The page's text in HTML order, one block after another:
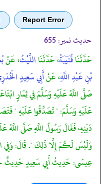
Report Error
حدیث نمبر: 655
حَدَّثَنَاقُتَيْبَةُ، حَدَّثَنَااللَّيْثُ، عَنْ
بْنِ عَبْدِ اللَّهِ، عَنْأَبِي سَعِيدٍ
صَلَّى اللَّهُ عَلَيْهِ وَسَلَّمَ فِي ثِمَارٍ
عَلَيْهِ وَسَلَّمَ: " تَصَدَّقُوا عَلَيْهِ "
دَيْنِهِ، فَقَالَ رَسُولُ اللَّهِ صَلَّى
وَلَيْسَ لَكُمْ إِلَّا ذَلِكَ ". قَالَ: وَفِي
عِيسَى: حَدِيثُ أَبِي سَعِيدٍ